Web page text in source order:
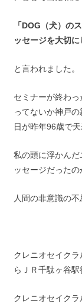
「DOG（犬）の
ッセージを大切に
と言われました。
セミナーが終わ
ってないか神戸
日が昨年96歳で
私の頭に浮かん
ッセージだったの
人間の非意識の不
クレニオセイク
らＪＲ千駄ヶ谷
クレニオセイク